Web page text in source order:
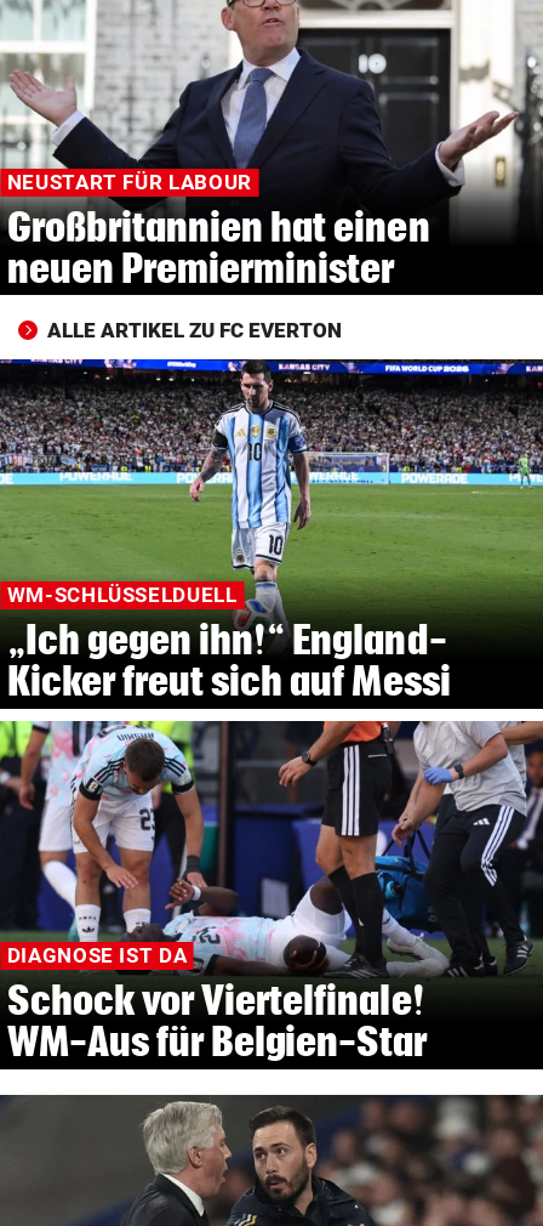
© Krone Multimedia GmbH & Co KG 2026
Muthgasse 2, 1190 Wien
NEUSTART FÜR LABOUR
Großbritannien hat einen
neuen Premierminister
ALLE ARTIKEL ZU FC EVERTON
WM-SCHLÜSSELDUELL
„Ich gegen ihn!“ England-
Kicker freut sich auf Messi
DIAGNOSE IST DA
Schock vor Viertelfinale!
WM-Aus für Belgien-Star